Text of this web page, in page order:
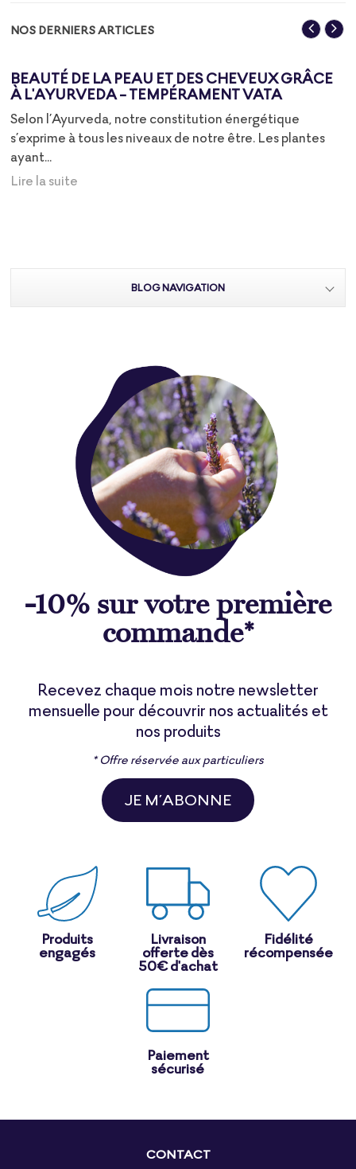
NOS DERNIERS ARTICLES
BEAUTÉ DE LA PEAU ET DES CHEVEUX GRÂCE
À L'AYURVEDA - TEMPÉRAMENT VATA
Selon l’Ayurveda, notre constitution énergétique
s’exprime à tous les niveaux de notre être. Les plantes
ayant...
Lire la suite
BLOG NAVIGATION
-10% sur votre première
commande*
Recevez chaque mois notre newsletter
mensuelle pour découvrir nos actualités et
nos produits
* Offre réservée aux particuliers
JE M’ABONNE
Produits
engagés
Livraison
offerte dès
50€ d'achat
Fidélité
récompensée
Paiement
sécurisé
CONTACT